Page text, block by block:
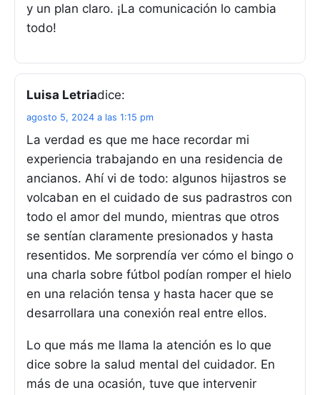
y un plan claro. ¡La comunicación lo cambia
todo!
Luisa Letriadice:
agosto 5, 2024 a las 1:15 pm
La verdad es que me hace recordar mi
experiencia trabajando en una residencia de
ancianos. Ahí vi de todo: algunos hijastros se
volcaban en el cuidado de sus padrastros con
todo el amor del mundo, mientras que otros
se sentían claramente presionados y hasta
resentidos. Me sorprendía ver cómo el bingo o
una charla sobre fútbol podían romper el hielo
en una relación tensa y hasta hacer que se
desarrollara una conexión real entre ellos.
Lo que más me llama la atención es lo que
dice sobre la salud mental del cuidador. En
más de una ocasión, tuve que intervenir